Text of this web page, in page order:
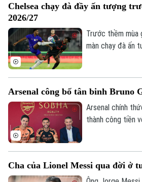
Thời sự
Chính trị
Hà Nội
Nhịp sống Hà Nội
Thế giới
Chelsea chạy đà đầy ấn tượng
2026/27
Trước thềm mùa
màn chạy đà ấn
vào ngày 25/8.
Arsenal công bố tân binh Bruno
Arsenal chính
thành công tiền
qua đó trở thành
trong kế hoạch
Cha của Lionel Messi qua đời ở